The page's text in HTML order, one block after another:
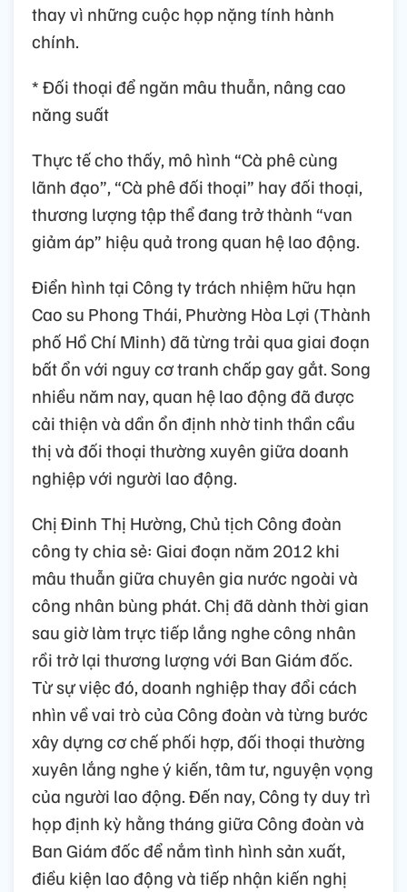
thay vì những cuộc họp nặng tính hành
chính.
* Đối thoại để ngăn mâu thuẫn, nâng cao
năng suất
Thực tế cho thấy, mô hình “Cà phê cùng
lãnh đạo”, “Cà phê đối thoại” hay đối thoại,
thương lượng tập thể đang trở thành “van
giảm áp” hiệu quả trong quan hệ lao động.
Điển hình tại Công ty trách nhiệm hữu hạn
Cao su Phong Thái, Phường Hòa Lợi (Thành
phố Hồ Chí Minh) đã từng trải qua giai đoạn
bất ổn với nguy cơ tranh chấp gay gắt. Song
nhiều năm nay, quan hệ lao động đã được
cải thiện và dần ổn định nhờ tinh thần cầu
thị và đối thoại thường xuyên giữa doanh
nghiệp với người lao động.
Chị Đinh Thị Hường, Chủ tịch Công đoàn
công ty chia sẻ: Giai đoạn năm 2012 khi
mâu thuẫn giữa chuyên gia nước ngoài và
công nhân bùng phát. Chị đã dành thời gian
sau giờ làm trực tiếp lắng nghe công nhân
rồi trở lại thương lượng với Ban Giám đốc.
Từ sự việc đó, doanh nghiệp thay đổi cách
nhìn về vai trò của Công đoàn và từng bước
xây dựng cơ chế phối hợp, đối thoại thường
xuyên lắng nghe ý kiến, tâm tư, nguyện vọng
của người lao động. Đến nay, Công ty duy trì
họp định kỳ hằng tháng giữa Công đoàn và
Ban Giám đốc để nắm tình hình sản xuất,
điều kiện lao động và tiếp nhận kiến nghị